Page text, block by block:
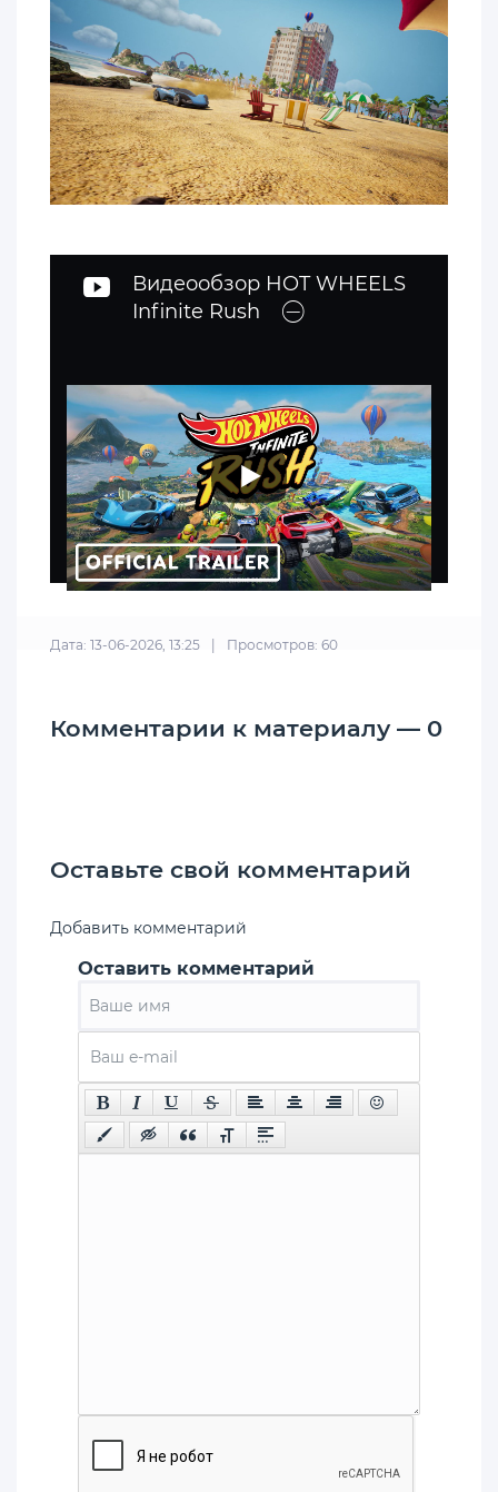
Видеообзор HOT WHEELS
Infinite Rush
Дата: 13-06-2026, 13:25 Просмотров: 60
Комментарии к материалу — 0
Оставьте свой комментарий
Добавить комментарий
Оставить комментарий